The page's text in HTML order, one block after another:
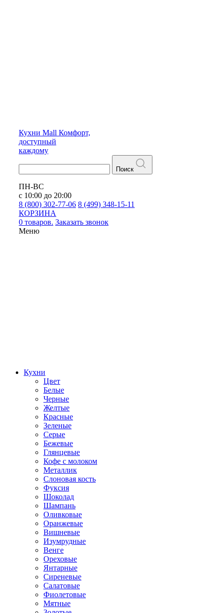
Кухни Mall Комфорт,
доступный
каждому
Поиск
ПН-ВС
с 10:00 до 20:00
8 (800) 302-77-06 8 (499) 348-15-11
КОРЗИНА
0 товаров. Заказать звонок
Меню
Кухни
Цвет
Белые
Черные
Желтые
Красные
Зеленые
Серые
Бежевые
Глянцевые
Кофе с молоком
Металлик
Слоновая кость
Фуксия
Шоколад
Шампань
Оливковые
Оранжевые
Вишневые
Изумрудные
Венге
Ореховые
Янтарные
Сиреневые
Салатовые
Фиолетовые
Мятные